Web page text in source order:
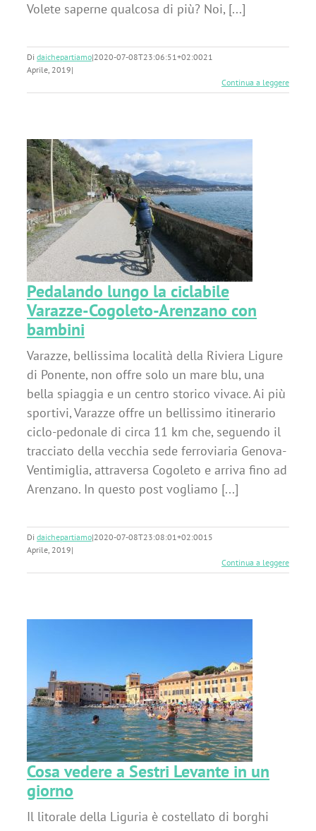
Volete saperne qualcosa di più? Noi, [...]
Di daichepartiamo|2020-07-08T23:06:51+02:0021
Aprile, 2019|
Continua a leggere
Pedalando lungo la ciclabile
Varazze-Cogoleto-Arenzano con
bambini
Varazze, bellissima località della Riviera Ligure
di Ponente, non offre solo un mare blu, una
bella spiaggia e un centro storico vivace. Ai più
sportivi, Varazze offre un bellissimo itinerario
ciclo-pedonale di circa 11 km che, seguendo il
tracciato della vecchia sede ferroviaria Genova-
Ventimiglia, attraversa Cogoleto e arriva fino ad
Arenzano. In questo post vogliamo [...]
Di daichepartiamo|2020-07-08T23:08:01+02:0015
Aprile, 2019|
Continua a leggere
Cosa vedere a Sestri Levante in un
giorno
Il litorale della Liguria è costellato di borghi